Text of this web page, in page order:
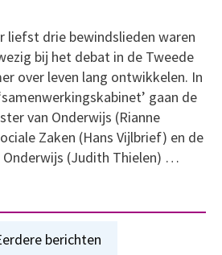
liefst drie bewindslieden waren
bij het debat in de Tweede
over leven lang ontwikkelen. In
gaan de
van Onderwijs (Rianne
Zaken (Hans Vijlbrief) en de
(Judith Thielen) …
berichten